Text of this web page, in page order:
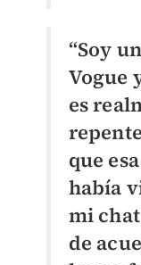
“Soy
Vogue
es
que
había
mi
de